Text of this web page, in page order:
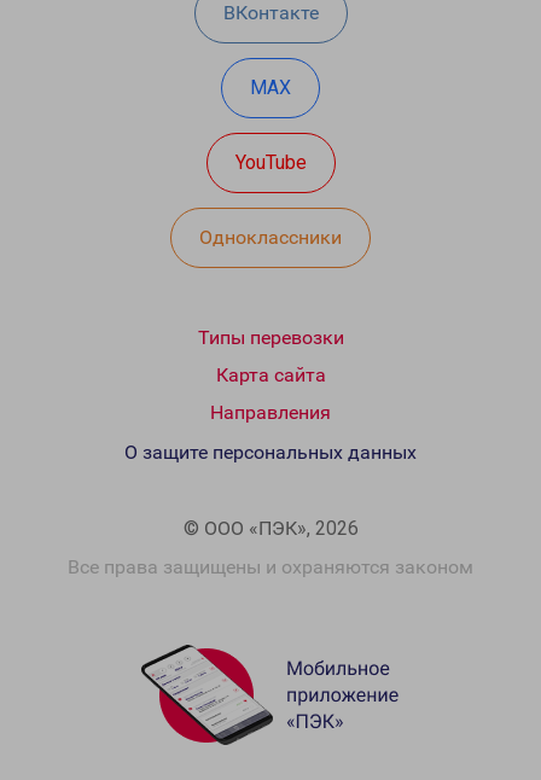
ВКонтакте
MAX
YouTube
Одноклассники
Типы перевозки
Карта сайта
Направления
© ООО «ПЭК», 2026
Все права защищены и охраняются законом
О защите персональных данных